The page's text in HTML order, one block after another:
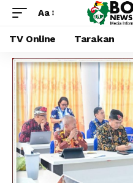
Aa
TV Online Tarakan